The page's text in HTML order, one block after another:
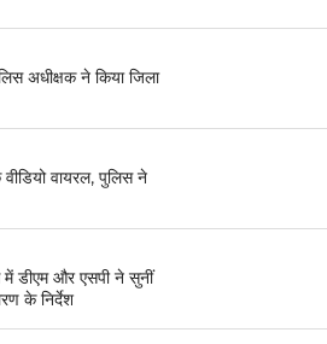
अधीक्षक ने किया जिला
वायरल, पुलिस ने
में डीएम और एसपी ने सुनीं
के निर्देश